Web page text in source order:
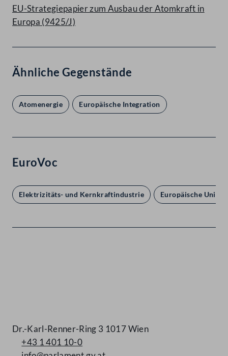
EU-Strategiepapier zum Ausbau der Atomkraft in
Europa (9425/J)
Ähnliche Gegenstände
Atomenergie Europäische Integration
EuroVoc
Elektrizitäts- und Kernkraftindustrie Europäische Union
Dr.-Karl-Renner-Ring 3 1017 Wien
+43 1 401 10-0